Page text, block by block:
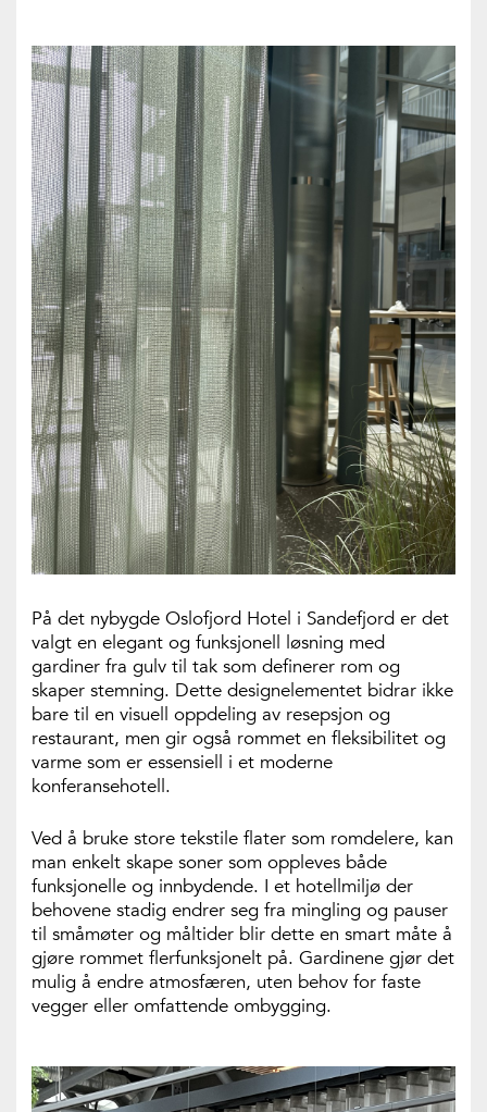
På det nybygde Oslofjord Hotel i Sandefjord er det
valgt en elegant og funksjonell løsning med
gardiner fra gulv til tak som definerer rom og
skaper stemning. Dette designelementet bidrar ikke
bare til en visuell oppdeling av resepsjon og
restaurant, men gir også rommet en fleksibilitet og
varme som er essensiell i et moderne
konferansehotell.
Ved å bruke store tekstile flater som romdelere, kan
man enkelt skape soner som oppleves både
funksjonelle og innbydende. I et hotellmiljø der
behovene stadig endrer seg fra mingling og pauser
til småmøter og måltider blir dette en smart måte å
gjøre rommet flerfunksjonelt på. Gardinene gjør det
mulig å endre atmosfæren, uten behov for faste
vegger eller omfattende ombygging.